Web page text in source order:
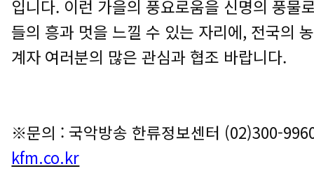
입니다. 이런 가을의 풍요로움을 신명의 풍물
들의 흥과 멋을 느낄 수 있는 자리에, 전국의
계자 여러분의 많은 관심과 협조 바랍니다.
※문의 : 국악방송 한류정보센터 (02)300-
kfm.co.kr